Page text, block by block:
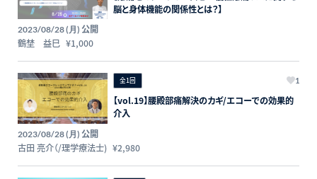
脳と身体機能の関係性とは？】
2023/08/28 (月) 公開
鶴埜 益巳 ¥1,000
全1回 1
【vol.19】腰殿部痛解決のカギ/エコーでの効果的
介入
2023/08/28 (月) 公開
古田 亮介（/理学療法士) ¥2,980